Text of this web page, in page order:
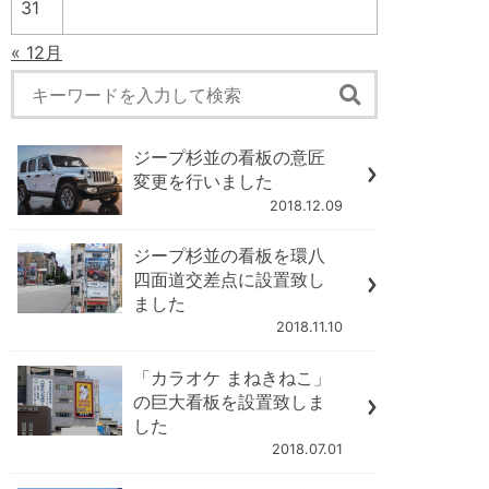
31
« 12月
ジープ杉並の看板の意匠
変更を行いました
2018.12.09
ジープ杉並の看板を環八
四面道交差点に設置致し
ました
2018.11.10
「カラオケ まねきねこ」
の巨大看板を設置致しま
した
2018.07.01